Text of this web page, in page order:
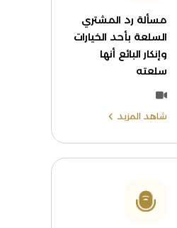
مسألة رد المشتري
السلعة بأحد الخيارات
وإنكار البائع أنها
سلعته
شاهد المزيد